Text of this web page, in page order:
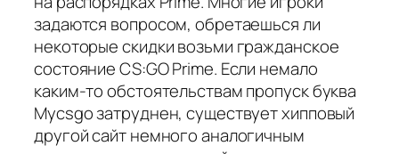
задаются вопросом, обретаешься ли
некоторые скидки возьми гражданское
состояние CS:GO Prime. Если немало
каким-то обстоятельствам пропуск буква
Mycsgo затруднен, существует хипповый
другой сайт немного аналогичным